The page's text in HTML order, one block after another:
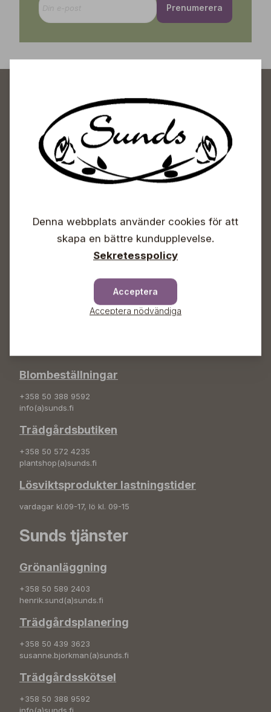
Prenumerera
Sunds Trädgårdscenter
Lördagar 09-16
Blombeställningar
+358 50 388 9592
info(a)sunds.fi
Trädgårdsbutiken
+358 50 572 4235
plantshop(a)sunds.fi
Lösviktsprodukter lastningstider
vardagar kl.09-17, lö kl. 09-15
Sunds tjänster
Grönanläggning
+358 50 589 2403
henrik.sund(a)sunds.fi
Trädgårdsplanering
+358 50 439 3623
susanne.bjorkman(a)sunds.fi
Trädgårdsskötsel
+358 50 388 9592
Denna webbplats använder cookies för att
skapa en bättre kundupplevelse.
Sekretesspolicy
Acceptera
Acceptera nödvändiga